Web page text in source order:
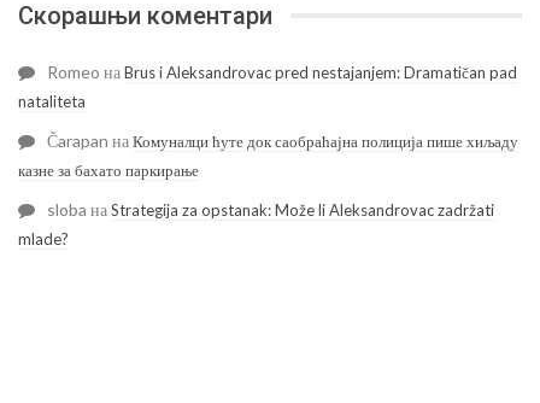
Скорашњи коментари
Romeo наBrus i Aleksandrovac pred nestajanjem: Dramatičan pad
nataliteta
Čarapan наКомуналци ћуте док саобраћајна полиција пише хиљаду
казне за бахато паркирање
sloba наStrategija za opstanak: Može li Aleksandrovac zadržati
mlade?